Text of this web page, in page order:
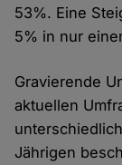
53%. Eine
5% in nur
Gravierende
aktuellen
Jährigen